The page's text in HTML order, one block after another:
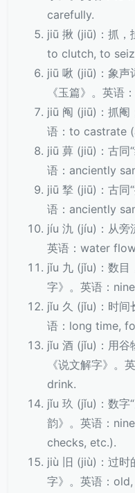
carefully.
jiū 揪 (jiū)：抓，
to clutch, to
jiū 啾 (jiū)：象声
《玉篇》。英
jiū 阄 (jiū)：抓阉
语：to castrate
jiū 萛 (jiū)：古同
语：anciently
jiū 揫 (jiū)：古同
语：anciently
jíu 氿 (jíu)：从旁
英语：water
jǐu 九 (jǐu)：数目
字》。英语：
jǐu 久 (jǐu)：时间
语：long time,
jǐu 酒 (jǐu)：用谷
《说文解字》
drink.
jǐu 玖 (jǐu)：数字
韵》。英语：
checks, etc.).
jiù 旧 (jiù)：过时
字》。英语：